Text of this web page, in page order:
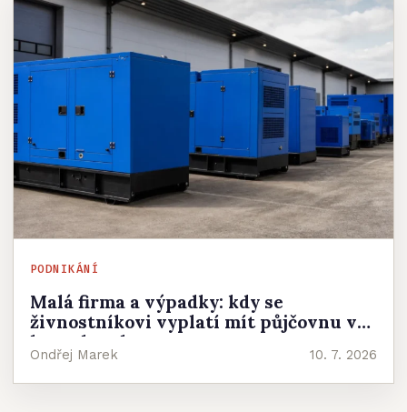
PODNIKÁNÍ
Malá firma a výpadky: kdy se
živnostníkovi vyplatí mít půjčovnu v
kontaktech
Ondřej Marek 10. 7. 2026